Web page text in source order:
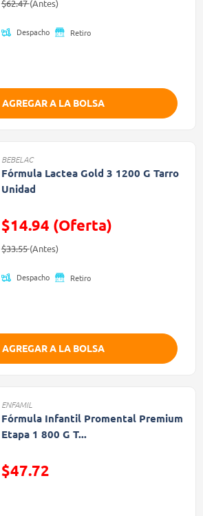
$62.47(Antes)
Despacho Retiro
AGREGAR A LA BOLSA
BEBELAC
Fórmula Lactea Gold 3 1200 G Tarro
Unidad
$14.94 (Oferta)
Precio reducido de
$33.55(Antes)(Oferta)
Despacho Retiro
AGREGAR A LA BOLSA
ENFAMIL
Fórmula Infantil Promental Premium
Etapa 1 800 G T...
$47.72